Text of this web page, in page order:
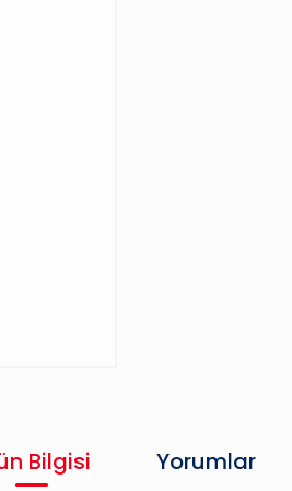
Bilgisi Yorumlar